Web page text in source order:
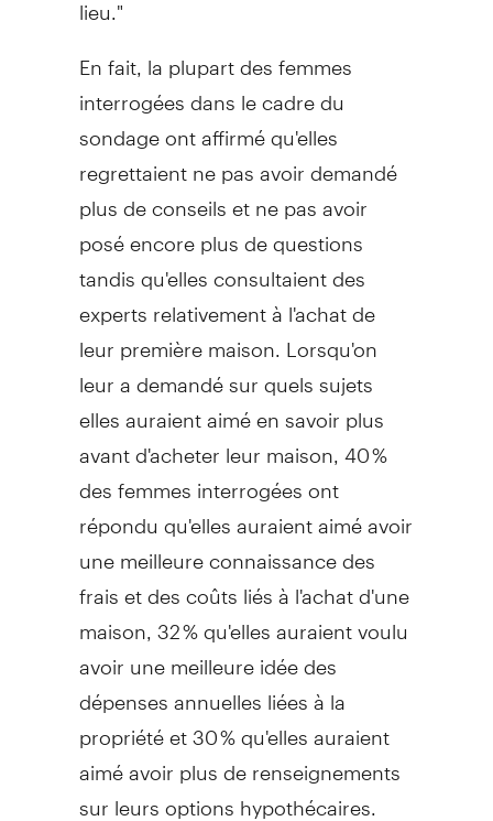
En fait, la plupart des femmes
interrogées dans le cadre du
sondage ont affirmé qu'elles
regrettaient ne pas avoir demandé
plus de conseils et ne pas avoir
posé encore plus de questions
tandis qu'elles consultaient des
experts relativement à l'achat de
leur première maison. Lorsqu'on
leur a demandé sur quels sujets
elles auraient aimé en savoir plus
avant d'acheter leur maison, 40 %
des femmes interrogées ont
répondu qu'elles auraient aimé avoir
une meilleure connaissance des
frais et des coûts liés à l'achat d'une
maison, 32 % qu'elles auraient voulu
avoir une meilleure idée des
dépenses annuelles liées à la
propriété et 30 % qu'elles auraient
aimé avoir plus de renseignements
sur leurs options hypothécaires.